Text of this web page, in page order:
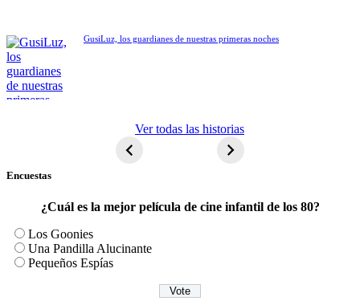
GusiLuz, los guardianes de nuestras primeras noches
extraterrestre
Ver todas las historias
Encuestas
¿Cuál es la mejor película de cine infantil de los 80?
Los Goonies
Una Pandilla Alucinante
Pequeños Espías